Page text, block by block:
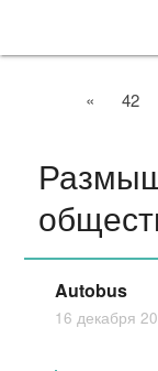
« 42
Autobus
16 декабря